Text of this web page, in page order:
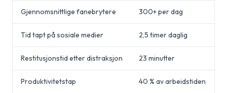
Gjennomsnittlige fanebrytere 300+ per dag
Tid tapt på sosiale medier 2,5 timer daglig
Restitusjonstid etter distraksjon 23 minutter
Produktivitetstap 40 % av arbeidstiden